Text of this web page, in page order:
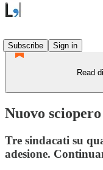
Subscribe
Sign in
Read
Nuovo
Tre sindacati su
adesione.